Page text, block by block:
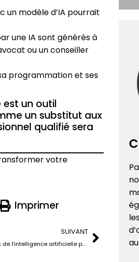
un modèle d’IA pourrait
une IA sont générés à
ou un conseiller
programmation et ses
est un outil
un substitut aux
qualifié sera
votre
Imprimer
SUIVANT
Découvrez les applications insoupçonnées de l’intelligence artificielle pour votre entreprise !